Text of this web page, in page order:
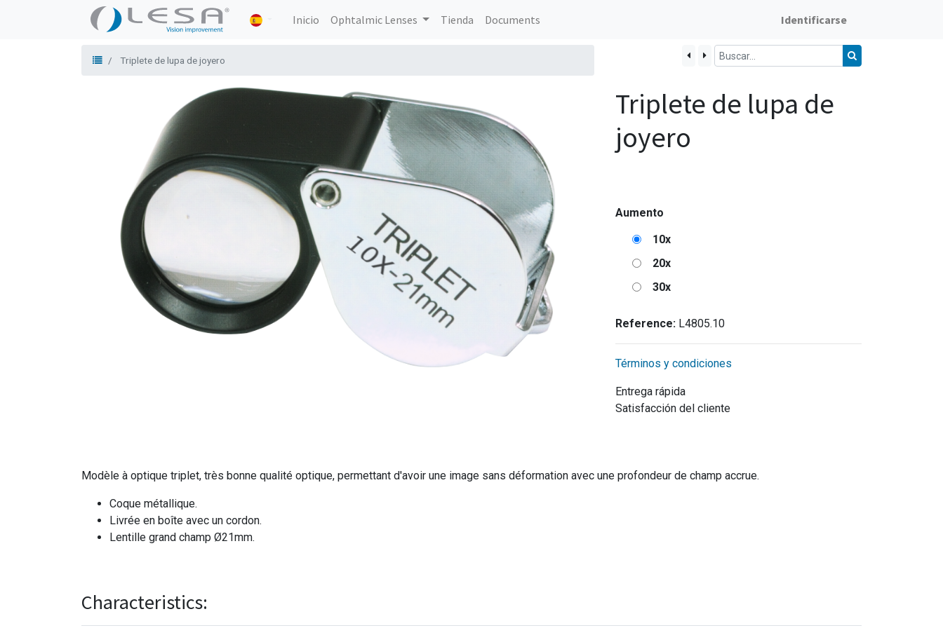
Inicio Ophtalmic Lenses Tienda Documents Identificarse
Triplete de lupa de joyero
Triplete de lupa de
joyero
Aumento
10x
20x
30x
Reference: L4805.10
Términos y condiciones
Entrega rápida
Satisfacción del cliente
Modèle à optique triplet, très bonne qualité optique, permettant d'avoir une image sans déformation avec une profondeur de champ accrue.
Coque métallique.
Livrée en boîte avec un cordon.
Lentille grand champ Ø21mm.
Characteristics: